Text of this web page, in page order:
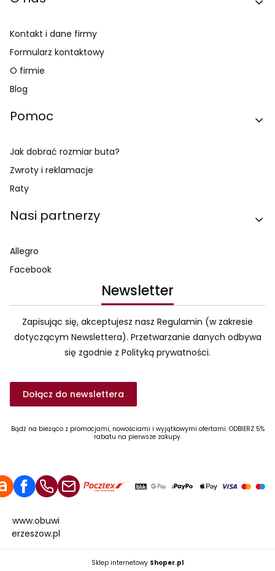
Kontakt i dane firmy
Formularz kontaktowy
O firmie
Blog
Pomoc
Jak dobrać rozmiar buta?
Zwroty i reklamacje
Raty
Nasi partnerzy
Allegro
Facebook
Newsletter
Bądź na bieżąco z promocjami, nowościami i wyjątkowymi ofertami. ODBIERZ 5%
rabatu na pierwsze zakupy.
Dołącz do newslettera
Zapisując się, akceptujesz nasz Regulamin (w zakresie
dotyczącym Newslettera). Przetwarzanie danych odbywa
się zgodnie z Polityką prywatności.
www.obuwi
erzeszow.pl
Sklep internetowy Shoper.pl